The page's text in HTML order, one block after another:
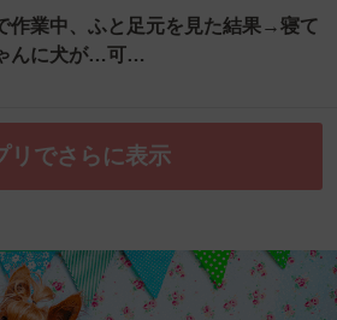
作業中、ふと足元を見た結果→寝て
んに犬が…可…
リでさらに表示